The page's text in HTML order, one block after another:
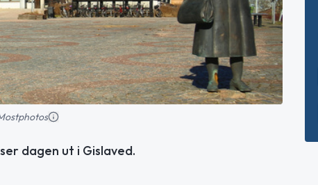
dagen ut i Gislaved.